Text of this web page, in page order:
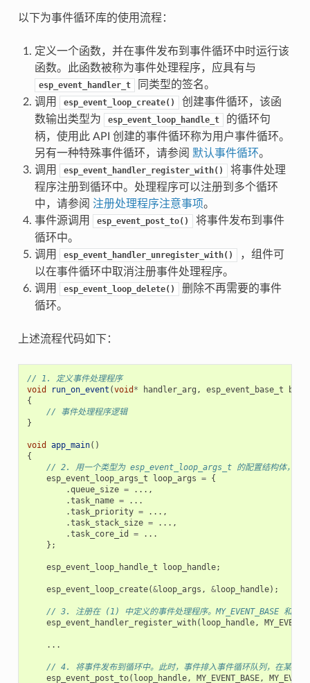
以下为事件循环库的使用流程：
定义一个函数，并在事件发布到事件循环中时运行该
函数。此函数被称为事件处理程序，应具有与
esp_event_handler_t
同类型的签名。
调用
esp_event_loop_create()
创建事件循环，该函
数输出类型为
esp_event_loop_handle_t
的循环句
柄，使用此 API 创建的事件循环称为用户事件循环。
另有一种特殊事件循环，请参阅 默认事件循环。
调用
esp_event_handler_register_with()
将事件处理
程序注册到循环中。处理程序可以注册到多个循环
中，请参阅 注册处理程序注意事项。
事件源调用
esp_event_post_to()
将事件发布到事件
循环中。
调用
esp_event_handler_unregister_with()
，组件可
以在事件循环中取消注册事件处理程序。
调用
esp_event_loop_delete()
删除不再需要的事件
循环。
上述流程代码如下：
// 1. 定义事件处理程序
void
run_on_event (void * handler_arg , esp_event_base_t base
{
// 事件处理程序逻辑
}
void app_main()
{
// 2. 用一个类型为 esp_event_loop_args_t 的配置结构体，指定
esp_event_loop_args_t
loop_args = {
.queue_size =
...,
.task_name =
...
.task_priority =
...,
.task_stack_size =
...,
.task_core_id =
...
};
esp_event_loop_handle_t loop_handle;
esp_event_loop_create(&loop_args , &loop_handle);
// 3. 注册在 (1) 中定义的事件处理程序。MY_EVENT_BASE 和
esp_event_handler_register_with( loop_handle,
...
// 4. 将事件发布到循环中。此时，事件排入事件循环队列，在某个
esp_event_post_to( loop_handle, MY_EVENT_BASE,